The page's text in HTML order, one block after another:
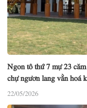
Ngon tô thứ 7 mự 23
chự ngươn lang vằn hoá
22/05/2026